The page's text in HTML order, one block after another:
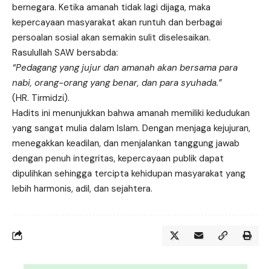
bernegara. Ketika amanah tidak lagi dijaga, maka
kepercayaan masyarakat akan runtuh dan berbagai
persoalan sosial akan semakin sulit diselesaikan.
Rasulullah SAW bersabda:
“Pedagang yang jujur dan amanah akan bersama para
nabi, orang-orang yang benar, dan para syuhada.”
(HR. Tirmidzi).
Hadits ini menunjukkan bahwa amanah memiliki kedudukan
yang sangat mulia dalam Islam. Dengan menjaga kejujuran,
menegakkan keadilan, dan menjalankan tanggung jawab
dengan penuh integritas, kepercayaan publik dapat
dipulihkan sehingga tercipta kehidupan masyarakat yang
lebih harmonis, adil, dan sejahtera.